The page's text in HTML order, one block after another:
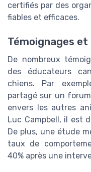
certifiés par des
fiables et efficaces.
Témoignages
De nombreux
des éducateurs
chiens. Par
partagé sur un
envers les autres
Luc Campbell, il est
De plus, une étude
taux de
40% après une